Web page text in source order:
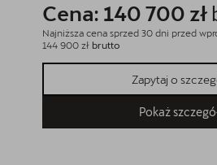
Cena: 140 700 zł
Najniższa cena sprzed 30 dni przed
144 900 zł brutto
Zapytaj o
Pokaż